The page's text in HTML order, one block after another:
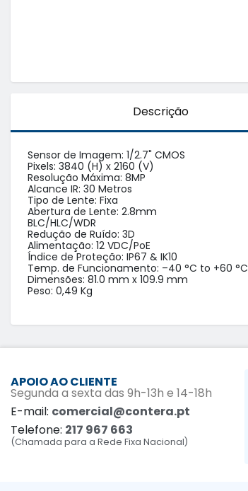
Descrição
Sensor de Imagem: 1/2.7" CMOS
Pixels: 3840 (H) x 2160 (V)
Resolução Máxima: 8MP
Alcance IR: 30 Metros
Tipo de Lente: Fixa
Abertura de Lente: 2.8mm
BLC/HLC/WDR
Redução de Ruído: 3D
Alimentação: 12 VDC/PoE
Índice de Proteção: IP67 & IK10
Temp. de Funcionamento: –40 °C to +60 °C
Dimensões: 81.0 mm x 109.9 mm
Peso: 0,49 Kg
APOIO AO CLIENTE
Segunda a sexta das 9h-13h e 14-18h
E-mail: comercial@contera.pt
Telefone: 217 967 663
(Chamada para a Rede Fixa Nacional)